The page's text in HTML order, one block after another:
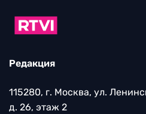
Редакция
115280, г. Москва, ул.
д. 26, этаж 2